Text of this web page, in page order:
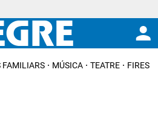
FAMILIARS MÚSICA TEATRE FIRES I